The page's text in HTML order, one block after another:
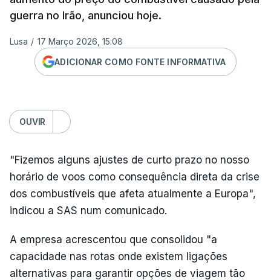
guerra no Irão, anunciou hoje.
Lusa / 17 Março 2026, 15:08
ADICIONAR COMO FONTE INFORMATIVA
OUVIR
"Fizemos alguns ajustes de curto prazo no nosso
horário de voos como consequência direta da crise
dos combustíveis que afeta atualmente a Europa",
indicou a SAS num comunicado.
A empresa acrescentou que consolidou "a
capacidade nas rotas onde existem ligações
alternativas para garantir opções de viagem tão